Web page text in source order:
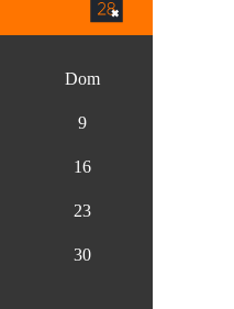
Dom
9
16
23
30